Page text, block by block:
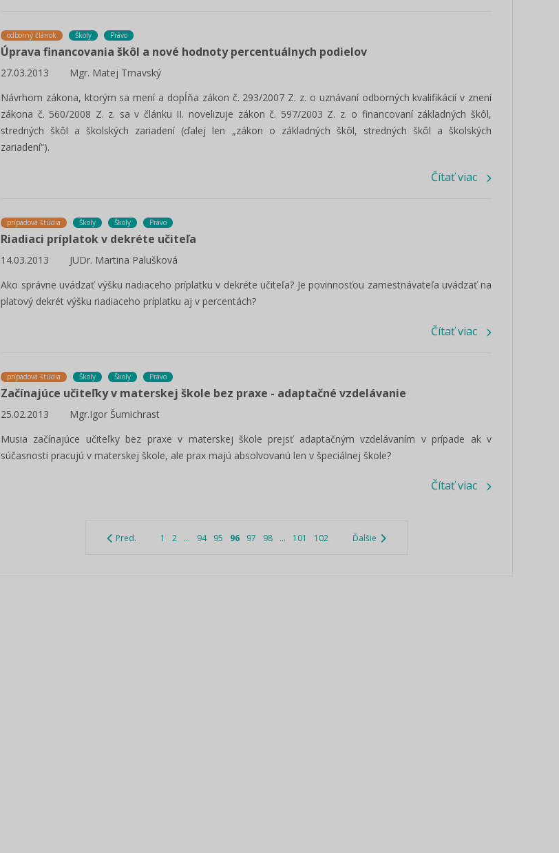
odborný článok Školy Právo
Úprava financovania škôl a nové hodnoty percentuálnych podielov
27.03.2013
Mgr. Matej Trnavský
Návrhom zákona, ktorým sa mení a dopĺňa zákon č. 293/2007 Z. z. o uznávaní odborných kvalifikácií v znení
zákona č. 560/2008 Z. z. sa v článku II. novelizuje zákon č. 597/2003 Z. z. o financovaní základných škôl,
stredných škôl a školských zariadení (ďalej len „zákon o základných škôl, stredných škôl a školských
zariadení“).
Čítať viac
prípadová štúdia Školy Školy Právo
Riadiaci príplatok v dekréte učiteľa
14.03.2013
JUDr. Martina Palušková
Ako správne uvádzať výšku riadiaceho príplatku v dekréte učiteľa? Je povinnosťou zamestnávateľa uvádzať na
platový dekrét výšku riadiaceho príplatku aj v percentách?
Čítať viac
prípadová štúdia Školy Školy Právo
Začínajúce učiteľky v materskej škole bez praxe - adaptačné vzdelávanie
25.02.2013
Mgr.Igor Šumichrast
Musia začínajúce učiteľky bez praxe v materskej škole prejsť adaptačným vzdelávaním v prípade ak v
súčasnosti pracujú v materskej škole, ale prax majú absolvovanú len v špeciálnej škole?
Čítať viac
Pred. 1 2 ... 94 95 96 97 98 ... 101 102 Ďalšie